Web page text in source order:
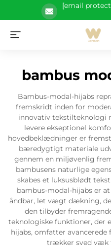
[email
bambus
Bambus-modal-hijabs
fremskridt inden for
innovativ tekstilteknologi
levere ekseptionel
hovedbeklædninger er
bæredygtigt materiale
gennem en miljøvenlig
bambusens naturlige
skabes et luksusblødt
bambus-modal-hijabs er
åndbar, let vægt dækning,
den tilbyder
teknologiske funktioner, der
hijabs, omfatter
trækker sved væk